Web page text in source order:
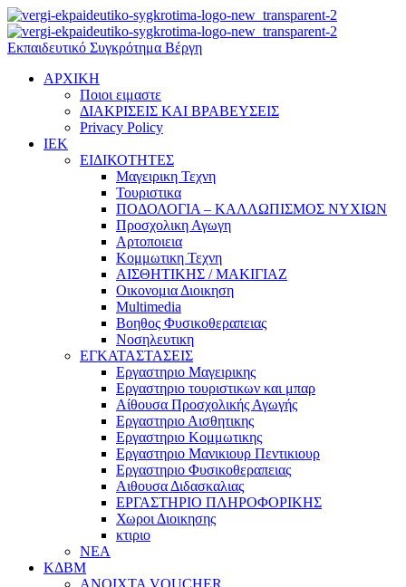
Εκπαιδευτικό Συγκρότημα Βέργη
ΑΡΧΙΚΗ
Ποιοι ειμαστε
ΔΙΑΚΡΙΣΕΙΣ ΚΑΙ ΒΡΑΒΕΥΣΕΙΣ
Privacy Policy
ΙΕΚ
ΕΙΔΙΚΟΤΗΤΕΣ
Μαγειρικη Τεχνη
Τουριστικα
ΠΟΔΟΛΟΓΙΑ – ΚΑΛΛΩΠΙΣΜΟΣ ΝΥΧΙΩΝ
Προσχολικη Αγωγη
Αρτοποιεια
Κομμωτικη Τεχνη
ΑΙΣΘΗΤΙΚΗΣ / ΜΑΚΙΓΙΑΖ
Οικονομια Διοικηση
Multimedia
Βοηθος Φυσικοθεραπειας
Νοσηλευτικη
ΕΓΚΑΤΑΣΤΑΣΕΙΣ
Εργαστηριο Μαγειρικης
Εργαστηριο τουριστικων και μπαρ
Αίθουσα Προσχολικής Αγωγής
Εργαστηριο Αισθητικης
Εργαστηριο Κομμωτικης
Εργαστηριο Μανικιουρ Πεντικιουρ
Εργαστηριο Φυσικοθεραπειας
Αιθουσα Διδασκαλιας
ΕΡΓΑΣΤΗΡΙΟ ΠΛΗΡΟΦΟΡΙΚΗΣ
Χωροι Διοικησης
κτιριο
ΝΕΑ
ΚΔΒΜ
ΑΝΟΙΧΤΑ VOUCHER